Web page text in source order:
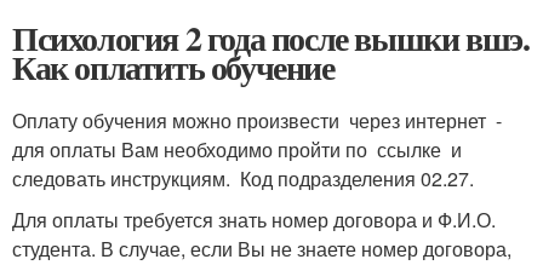
Психология 2 года после вышки вшэ.
Как оплатить обучение
Оплату обучения можно произвести через интернет -
для оплаты Вам необходимо пройти по ссылке и
следовать инструкциям. Код подразделения 02.27.
Для оплаты требуется знать номер договора и Ф.И.О.
студента. В случае, если Вы не знаете номер договора,